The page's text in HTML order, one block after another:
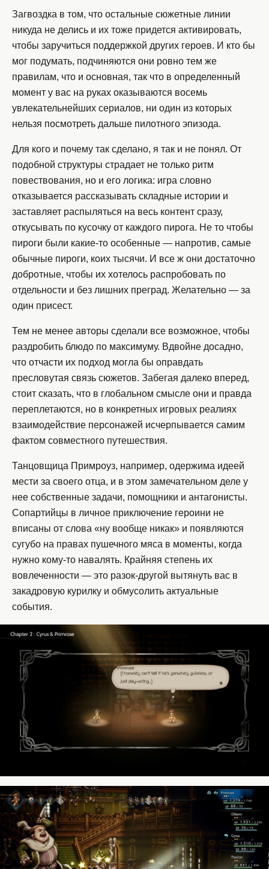
Загвоздка в том, что остальные сюжетные линии
никуда не делись и их тоже придется активировать,
чтобы заручиться поддержкой других героев. И кто бы
мог подумать, подчиняются они ровно тем же
правилам, что и основная, так что в определенный
момент у вас на руках оказываются восемь
увлекательнейших сериалов, ни один из которых
нельзя посмотреть дальше пилотного эпизода.
Для кого и почему так сделано, я так и не понял. От
подобной структуры страдает не только ритм
повествования, но и его логика: игра словно
отказывается рассказывать складные истории и
заставляет распыляться на весь контент сразу,
откусывать по кусочку от каждого пирога. Не то чтобы
пироги были какие-то особенные — напротив, самые
обычные пироги, коих тысячи. И все ж они достаточно
добротные, чтобы их хотелось распробовать по
отдельности и без лишних преград. Желательно — за
один присест.
Тем не менее авторы сделали все возможное, чтобы
раздробить блюдо по максимуму. Вдвойне досадно,
что отчасти их подход могла бы оправдать
пресловутая связь сюжетов. Забегая далеко вперед,
стоит сказать, что в глобальном смысле они и правда
переплетаются, но в конкретных игровых реалиях
взаимодействие персонажей исчерпывается самим
фактом совместного путешествия.
Танцовщица Примроуз, например, одержима идеей
мести за своего отца, и в этом замечательном деле у
нее собственные задачи, помощники и антагонисты.
Сопартийцы в личное приключение героини не
вписаны от слова «ну вообще никак» и появляются
сугубо на правах пушечного мяса в моменты, когда
нужно кому-то навалять. Крайняя степень их
вовлеченности — это разок-другой вытянуть вас в
закадровую курилку и обмусолить актуальные
события.